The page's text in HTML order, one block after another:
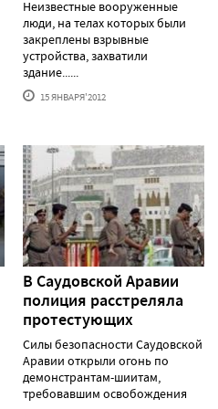
Неизвестные вооруженные
люди, на телах которых были
закреплены взрывные
устройства, захватили
здание......
15 ЯНВАРЯ'2012
В Саудовской Аравии
полиция расстреляла
протестующих
Силы безопасности Саудовской
Аравии открыли огонь по
демонстрантам-шиитам,
требовавшим освобождения